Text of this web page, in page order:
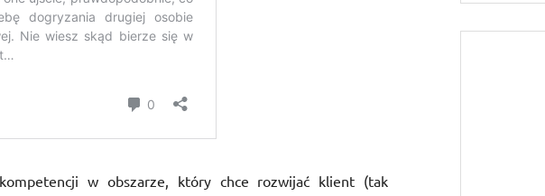
w obszarze, który chce rozwijać klient (tak